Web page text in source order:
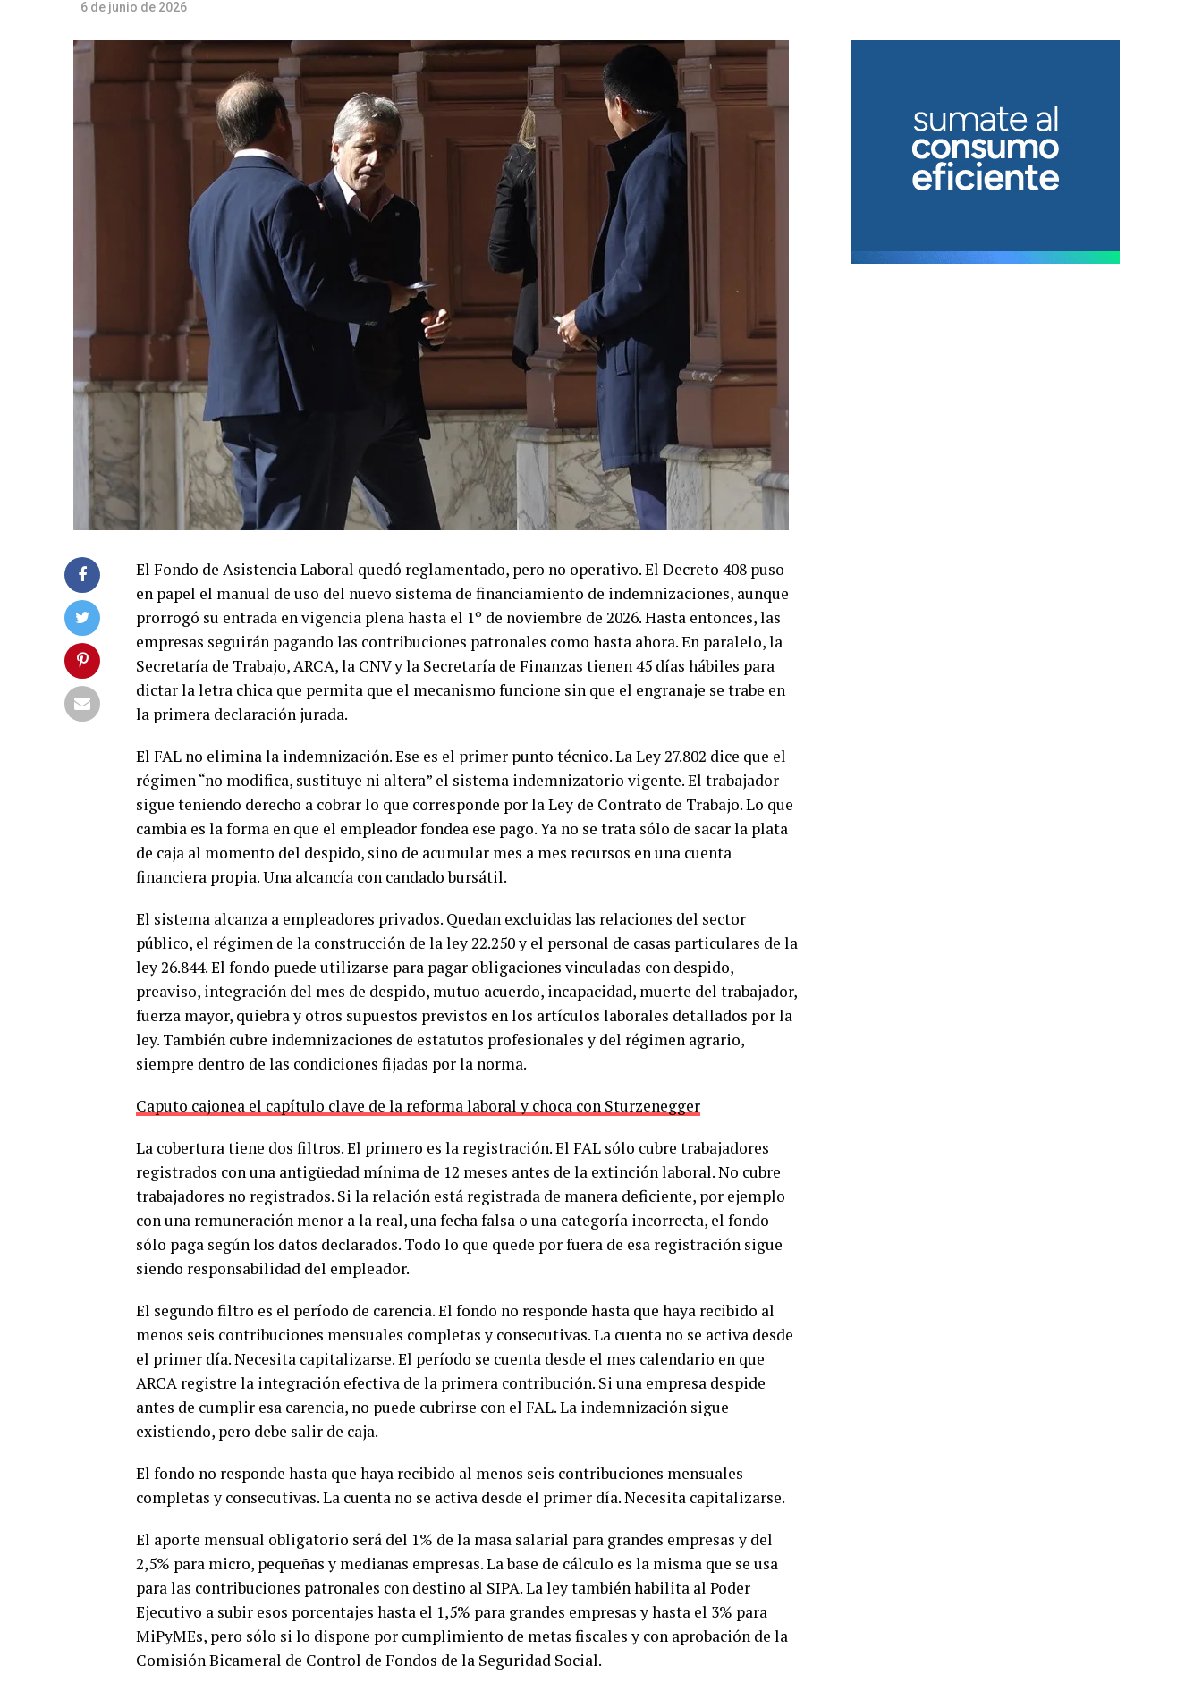
6 de junio de 2026
El Fondo de Asistencia Laboral quedó reglamentado, pero no operativo. El Decreto 408 puso
en papel el manual de uso del nuevo sistema de financiamiento de indemnizaciones, aunque
prorrogó su entrada en vigencia plena hasta el 1º de noviembre de 2026. Hasta entonces, las
empresas seguirán pagando las contribuciones patronales como hasta ahora. En paralelo, la
Secretaría de Trabajo, ARCA, la CNV y la Secretaría de Finanzas tienen 45 días hábiles para
dictar la letra chica que permita que el mecanismo funcione sin que el engranaje se trabe en
la primera declaración jurada.
El FAL no elimina la indemnización. Ese es el primer punto técnico. La Ley 27.802 dice que el
régimen “no modifica, sustituye ni altera” el sistema indemnizatorio vigente. El trabajador
sigue teniendo derecho a cobrar lo que corresponde por la Ley de Contrato de Trabajo. Lo que
cambia es la forma en que el empleador fondea ese pago. Ya no se trata sólo de sacar la plata
de caja al momento del despido, sino de acumular mes a mes recursos en una cuenta
financiera propia. Una alcancía con candado bursátil.
El sistema alcanza a empleadores privados. Quedan excluidas las relaciones del sector
público, el régimen de la construcción de la ley 22.250 y el personal de casas particulares de la
ley 26.844. El fondo puede utilizarse para pagar obligaciones vinculadas con despido,
preaviso, integración del mes de despido, mutuo acuerdo, incapacidad, muerte del trabajador,
fuerza mayor, quiebra y otros supuestos previstos en los artículos laborales detallados por la
ley. También cubre indemnizaciones de estatutos profesionales y del régimen agrario,
siempre dentro de las condiciones fijadas por la norma.
Caputo cajonea el capítulo clave de la reforma laboral y choca con Sturzenegger
La cobertura tiene dos filtros. El primero es la registración. El FAL sólo cubre trabajadores
registrados con una antigüedad mínima de 12 meses antes de la extinción laboral. No cubre
trabajadores no registrados. Si la relación está registrada de manera deficiente, por ejemplo
con una remuneración menor a la real, una fecha falsa o una categoría incorrecta, el fondo
sólo paga según los datos declarados. Todo lo que quede por fuera de esa registración sigue
siendo responsabilidad del empleador.
El segundo filtro es el período de carencia. El fondo no responde hasta que haya recibido al
menos seis contribuciones mensuales completas y consecutivas. La cuenta no se activa desde
el primer día. Necesita capitalizarse. El período se cuenta desde el mes calendario en que
ARCA registre la integración efectiva de la primera contribución. Si una empresa despide
antes de cumplir esa carencia, no puede cubrirse con el FAL. La indemnización sigue
existiendo, pero debe salir de caja.
El fondo no responde hasta que haya recibido al menos seis contribuciones mensuales
completas y consecutivas. La cuenta no se activa desde el primer día. Necesita capitalizarse.
El aporte mensual obligatorio será del 1% de la masa salarial para grandes empresas y del
2,5% para micro, pequeñas y medianas empresas. La base de cálculo es la misma que se usa
para las contribuciones patronales con destino al SIPA. La ley también habilita al Poder
Ejecutivo a subir esos porcentajes hasta el 1,5% para grandes empresas y hasta el 3% para
MiPyMEs, pero sólo si lo dispone por cumplimiento de metas fiscales y con aprobación de la
Comisión Bicameral de Control de Fondos de la Seguridad Social.